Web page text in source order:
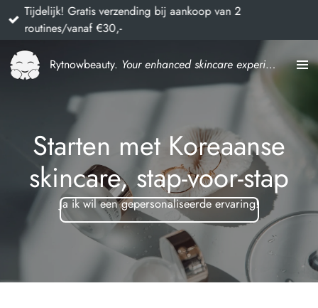
Ga
direct
naar
de
hoofdinhoud
Rytnowbeauty. Your enhanced skincare experience
Tijdelijk! Gratis verzending bij aankoop van 2
routines/vanaf €30,-
Starten met Koreaanse
skincare, stap-voor-stap
Ja ik wil een gepersonaliseerde ervaring!